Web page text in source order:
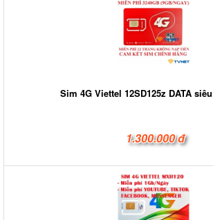
Sim 4G Viettel 12SD125z DATA
1.300.000 đ